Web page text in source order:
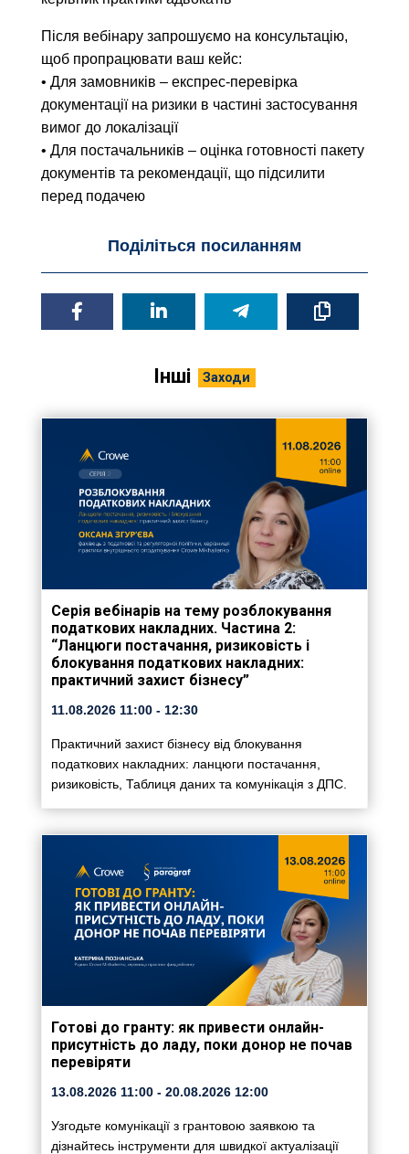
Після вебінару запрошуємо на консультацію,
щоб пропрацювати ваш кейс:
• Для замовників – експрес-перевірка
документації на ризики в частині застосування
вимог до локалізації
• Для постачальників – оцінка готовності пакету
документів та рекомендації, що підсилити
перед подачею
Поділіться посиланням
Інші Заходи
Серія вебінарів на тему розблокування
податкових накладних. Частина 2:
“Ланцюги постачання, ризиковість і
блокування податкових накладних:
практичний захист бізнесу”
11.08.202611:00- 12:30
Практичний захист бізнесу від блокування
податкових накладних: ланцюги постачання,
ризиковість, Таблиця даних та комунікація з ДПС.
Готові до гранту: як привести онлайн-
присутність до ладу, поки донор не почав
перевіряти
13.08.202611:00- 20.08.202612:00
Узгодьте комунікації з грантовою заявкою та
дізнайтесь інструменти для швидкої актуалізації